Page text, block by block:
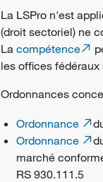
La LSPro n'est
(droit sectoriel) ne
La compétence
les offices
Ordonnances
Ordonnance
Ordonnance
marché
RS 930.111.5